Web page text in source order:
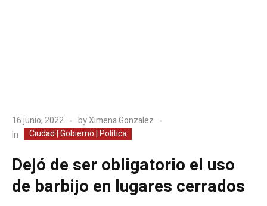
16 junio, 2022 byXimena Gonzalez
In
Ciudad | Gobierno | Política
Dejó de ser obligatorio el uso
de barbijo en lugares cerrados